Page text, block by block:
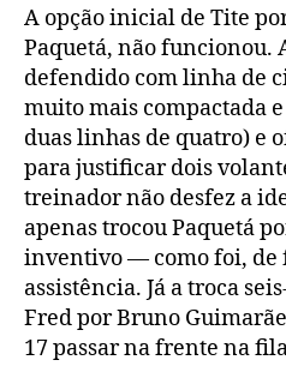
A opção inicial de Tite
Paquetá, não funcionou.
defendido com linha de
muito mais compactada
duas linhas de quatro) e
para justificar dois
treinador não desfez a
apenas trocou Paquetá
inventivo — como foi, de
assistência. Já a troca
Fred por Bruno
17 passar na frente na